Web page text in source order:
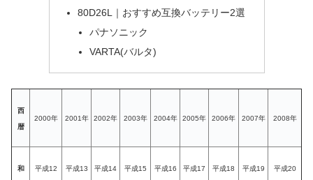
80D26L｜おすすめ互換バッテリー2選
パナソニック
VARTA(バルタ)
西
暦
2000年 2001年 2002年 2003年 2004年 2005年 2006年 2007年 2008年
和 平成12 平成13 平成14 平成15 平成16 平成17 平成18 平成19 平成20